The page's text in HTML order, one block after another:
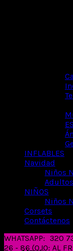
INFLABLES
Navidad
Niños
NIÑOS
Niños
Corsets
Contáctenos
WHATSAPP: 320
26 - 86 (OJO: AL